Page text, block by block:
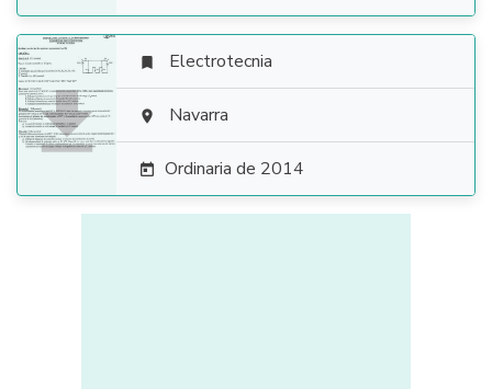

 Electrotecnia
 Navarra
 Ordinaria de 2014